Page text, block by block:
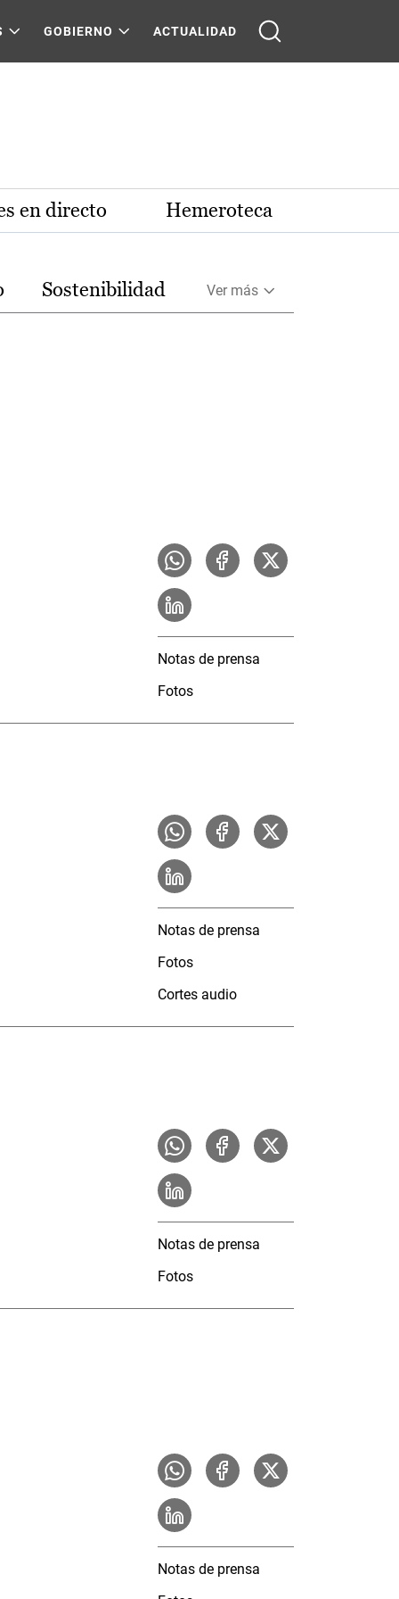
GOBIERNO ACTUALIDAD
en directo Hemeroteca
Sostenibilidad Ver más
Notas de prensa
Fotos
Notas de prensa
Fotos
Cortes audio
Notas de prensa
Fotos
Notas de prensa